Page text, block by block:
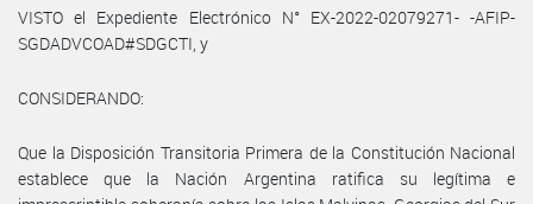
VISTO el Expediente Electrónico N° EX-2022-02079271- -AFIP-
SGDADVCOAD#SDGCTI, y
CONSIDERANDO:
Que la Disposición Transitoria Primera de la Constitución Nacional
establece que la Nación Argentina ratifica su legítima e